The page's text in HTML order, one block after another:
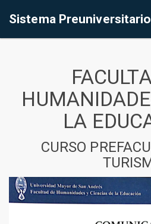
Sistema Preuniversitario
LA
CURSO